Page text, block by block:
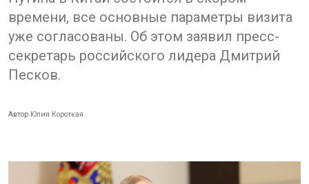
времени, все основные параметры визита
уже согласованы. Об этом заявил пресс-
секретарь российского лидера Дмитрий
Песков.
Автор Юлия Короткая